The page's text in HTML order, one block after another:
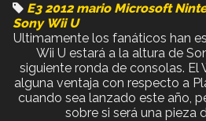
E3 2012 mario Microsoft
Sony Wii U
Ultimamente los fanáticos han
Wii U estará a la altura de
siguiente ronda de consolas. El
alguna ventaja con respecto a
cuando sea lanzado este año,
sobre si será una pieza